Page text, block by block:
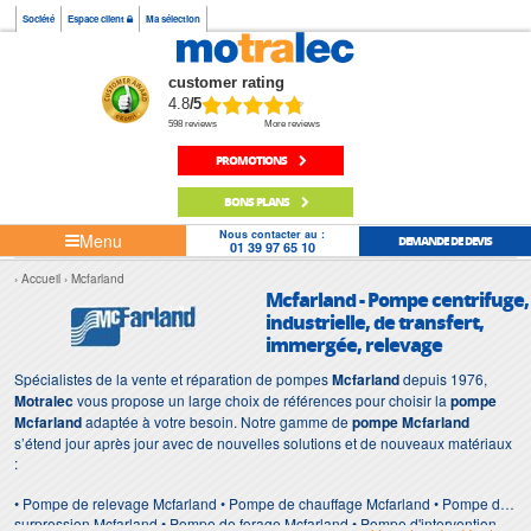
Société Espace client Ma sélection
customer rating
4.8/5
598 reviews More reviews
PROMOTIONS
BONS PLANS
Menu Nous contacter au :
01 39 97 65 10 DEMANDE DE DEVIS
Accueil Mcfarland
Mcfarland - Pompe centrifuge,
industrielle, de transfert,
immergée, relevage
Spécialistes de la vente et réparation de pompesMcfarlanddepuis 1976,
Motralecvous propose un large choix de références pour choisir la pompe
Mcfarlandadaptée à votre besoin. Notre gamme depompe Mcfarland
s’étend jour après jour avec de nouvelles solutions et de nouveaux matériaux
:
• Pompe de relevage Mcfarland • Pompe de chauffage Mcfarland • Pompe de
surpression Mcfarland • Pompe de forage Mcfarland • Pompe d'intervention